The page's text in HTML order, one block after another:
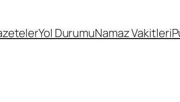
Yol DurumuNamaz Vakitleri